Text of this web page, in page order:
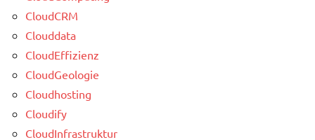
CloudCRM
Clouddata
CloudEffizienz
CloudGeologie
Cloudhosting
Cloudify
CloudInfrastruktur